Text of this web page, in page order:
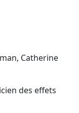
Catherine
des effets